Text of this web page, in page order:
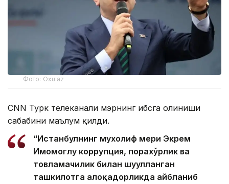
Фото: Oxu.az
CNN Турк телеканали мэрнинг ҳибсга олиниши
сабабини маълум қилди.
“Истанбулнинг мухолиф мери Экрем
Имомоглу коррупция, порахўрлик ва
товламачилик билан шуғулланган
ташкилотга алоқадорликда айбланиб